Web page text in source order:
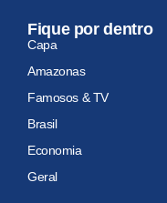
Fique por dentro
Capa
Amazonas
Famosos & TV
Brasil
Economia
Geral